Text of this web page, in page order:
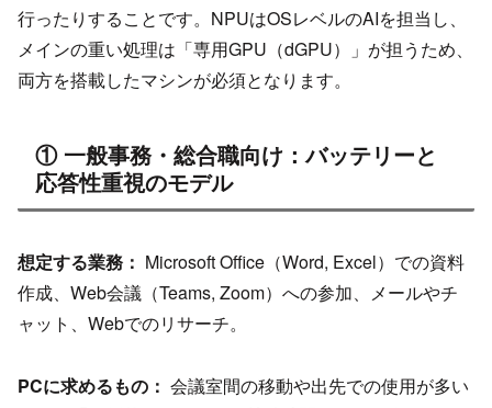
行ったりすることです。NPUはOSレベルのAIを担当し、
メインの重い処理は「専用GPU（dGPU）」が担うため、
両方を搭載したマシンが必須となります。
① 一般事務・総合職向け：バッテリーと
応答性重視のモデル
想定する業務： Microsoft Office（Word, Excel）での資料
作成、Web会議（Teams, Zoom）への参加、メールやチ
ャット、Webでのリサーチ。
PCに求めるもの： 会議室間の移動や出先での使用が多い